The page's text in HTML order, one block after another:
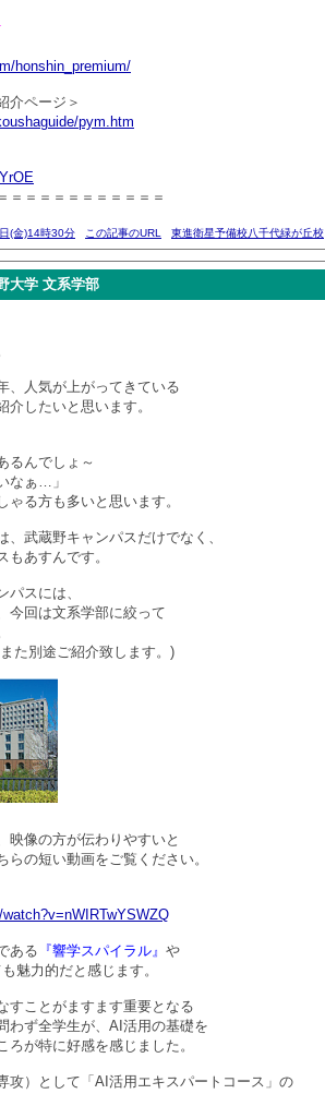
honshin_premium/
介ページ＞
pym.htm
＝＝＝＝＝＝＝＝＝＝＝
(金)14時30分 この記事のURL 東進衛星予備校八千代緑が丘校
大学 文系学部
、人気が上がってきている
したいと思います。
るんでしょ～
なぁ…」
ゃる方も多いと思います。
、武蔵野キャンパスだけでなく、
もあすんです。
パスには、
今回は文系学部に絞って
た別途ご紹介致します。)
映像の方が伝わりやすいと
の短い動画をご覧ください。
ある 『響学スパイラル』 や
魅力的だと感じます。
すことがますます重要となる
わず全学生が、AI活用の基礎を
ろが特に好感を感じました。
攻）として「AI活用エキスパートコース」の